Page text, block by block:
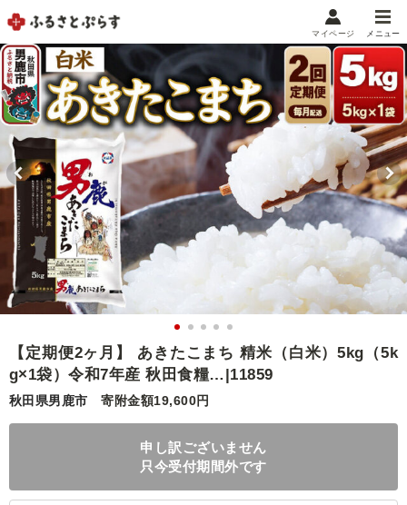
メニュー
マイメニュー
マイページ
お気に入り 閲覧履歴
メニュー
お礼の品から探す
お礼の品をカテゴリや金額で絞り込み
自治体から探す
ランキング
特集・おすすめ
マイページ
【定期便2ヶ月】 あきたこまち 精米（白米）5kg（5k
g×1袋）令和7年産 秋田食糧…|11859
秋田県男鹿市 寄附金額19,600円
申し訳ございません
只今受付期間外です